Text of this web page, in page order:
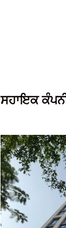
ਸਹਾਇਕ